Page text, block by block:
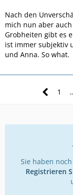
Nach den
mich nun aber
Grobheiten gibt es
ist immer subjektiv
und Anna. So what.
1
Sie haben
Registrieren